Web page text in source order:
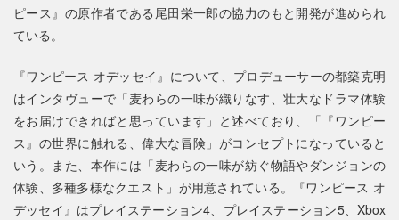
ピース』の原作者である尾田栄一郎の協力のもと開発が進められ
ている。
『ワンピース オデッセイ』について、プロデューサーの都築克明
はインタヴューで「麦わらの一味が織りなす、壮大なドラマ体験
をお届けできればと思っています」と述べており、「『ワンピー
ス』の世界に触れる、偉大な冒険」がコンセプトになっていると
いう。また、本作には「麦わらの一味が紡ぐ物語やダンジョンの
体験、多種多様なクエスト」が用意されている。『ワンピース オ
デッセイ』はプレイステーション4、プレイステーション5、Xbox